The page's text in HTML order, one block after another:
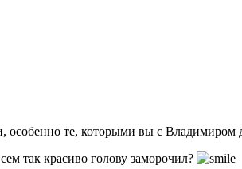
особенно те, которыми вы с Владимиром
так красиво голову заморочил?